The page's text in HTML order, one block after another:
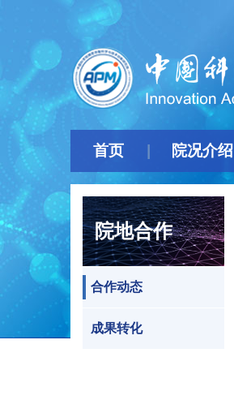
首页 院况介绍
院地合作
合作动态
成果转化